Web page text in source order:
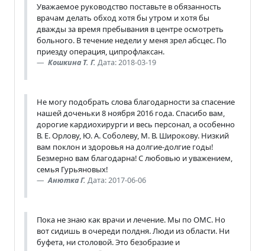
Уважаемое руководство поставьте в обязанность
врачам делать обход хотя бы утром и хотя бы
дважды за время пребывания в центре осмотреть
больного. В течение недели у меня зрел абсцес. По
приезду операция, ципрофлаксан.
Кошкина Т. Г. Дата: 2018-03-19
Не могу подобрать слова благодарности за спасение
нашей доченьки 8 ноября 2016 года. Спасибо вам,
дорогие кардиохирурги и весь персонал, а особенно
В. Е. Орлову, Ю. А. Соболеву, М. В. Широкову. Низкий
вам поклон и здоровья на долгие-долгие годы!
Безмерно вам благодарна! С любовью и уважением,
семья Гурьяновых!
Анютка Г. Дата: 2017-06-06
Пока не знаю как врачи и лечение. Мы по ОМС. Но
вот сидишь в очереди полдня. Люди из области. Ни
буфета, ни столовой. Это безобразие и